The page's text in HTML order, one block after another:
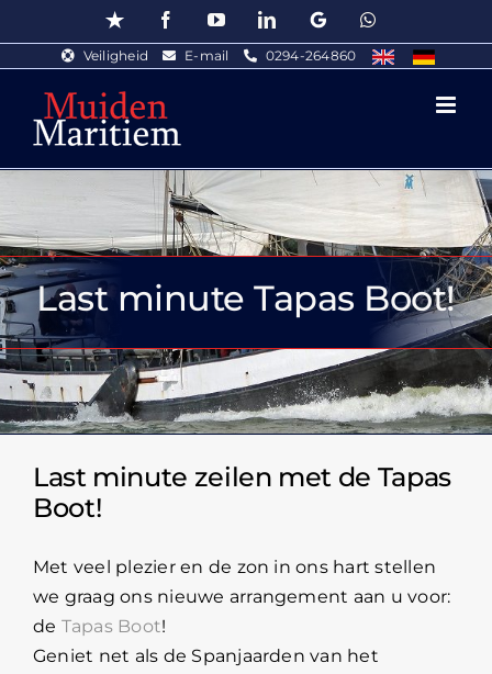
naar
inhoud
Trustpilot FacebookYouTubeLinkedInGoogle WhatsApp
Veiligheid E-mail 0294-264860
Last minute Tapas Boot!
Last minute zeilen met de Tapas
Boot!
Met veel plezier en de zon in ons hart stellen
we graag ons nieuwe arrangement aan u voor:
de Tapas Boot!
Geniet net als de Spanjaarden van het